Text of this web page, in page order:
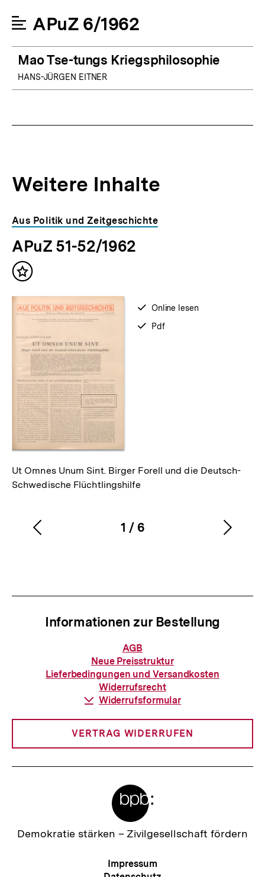
APuZ 6/1962
Mao Tse-tungs Kriegsphilosophie
HANS-JÜRGEN EITNER
Weitere Inhalte
Inhaltskarousell
für
weitere
Inhalte
Inhaltskarussell
überspringen
Aus Politik und Zeitgeschichte
APuZ 51-52/1962
Inhalt
verfügbar
zum
Online lesen
verfügbar
Pdf
Ut Omnes Unum Sint. Birger Forell und die Deutsch-
Schwedische Flüchtlingshilfe
Karussellinhalt
1
von
/ 6
Vorherigen
Informationen zur Bestellung
Informationen
zur
Bestellung
AGB
Neue Preisstruktur
Lieferbedingungen und Versandkosten
Widerrufsrecht
Download-
Widerrufsformular
VERTRAG WIDERRUFEN
Zur
Demokratie stärken – Zivilgesellschaft fördern
Meta-
Impressum